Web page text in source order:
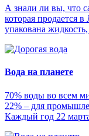
А знали ли вы, что
которая продается
упакована
Вода на планете
70% воды во всем
22% – для
Каждый год 22